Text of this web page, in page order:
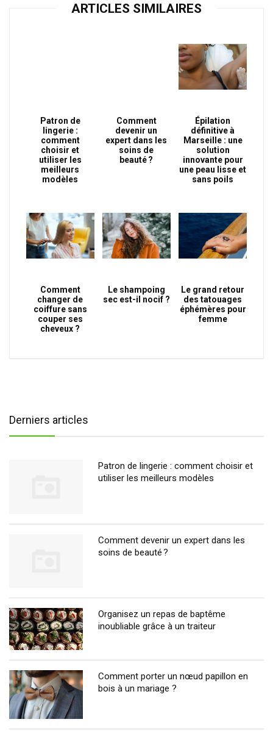
ARTICLES SIMILAIRES
Patron de
lingerie :
comment
choisir et
utiliser les
meilleurs
modèles
Comment
devenir un
expert dans les
soins de
beauté ?
Épilation
définitive à
Marseille : une
solution
innovante pour
une peau lisse et
sans poils
Comment
changer de
coiffure sans
couper ses
cheveux ?
Le shampoing
sec est-il nocif ?
Le grand retour
des tatouages
éphémères pour
femme
Derniers articles
Patron de lingerie : comment choisir et
utiliser les meilleurs modèles
Comment devenir un expert dans les
soins de beauté ?
Organisez un repas de baptême
inoubliable grâce à un traiteur
Comment porter un nœud papillon en
bois à un mariage ?